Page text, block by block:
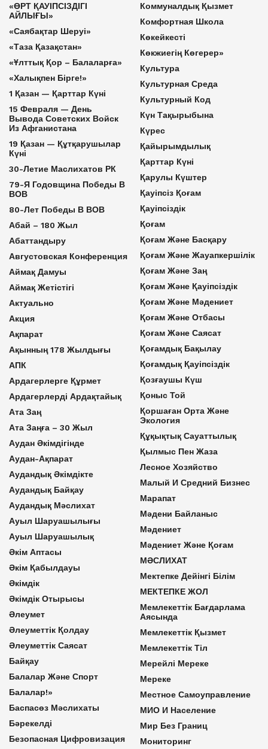
«ӨРТ ҚАУІПСІЗДІГІ
АЙЛЫҒЫ»
«Саябақтар Шеруі»
«Таза Қазақстан»
«Ұлттық Қор – Балаларға»
«Халықпен Бірге!»
1 Қазан — Қарттар Күні
15 Февраля — День
Вывода Советских Войск
Из Афганистана
19 Қазан — Құтқарушылар
Күні
30-Летие Маслихатов РК
79-Я Годовщина Победы В
ВОВ
80-Лет Победы В ВОВ
Абай – 180 Жыл
Абаттандыру
Августовская Конференция
Аймақ Дамуы
Аймақ Жетістігі
Актуально
Акция
Ақпарат
Ақынның 178 Жылдығы
АПК
Ардагерлерге Құрмет
Ардагерлерді Ардақтайық
Ата Заң
Ата Заңға – 30 Жыл
Аудан Әкімдігінде
Аудан-Ақпарат
Аудандық Әкімдікте
Аудандық Байқау
Аудандық Мәслихат
Ауыл Шаруашылығы
Ауыл Шаруашылық
Әкім Аптасы
Әкім Қабылдауы
Әкімдік
Әкімдік Отырысы
Әлеумет
Әлеуметтік Қолдау
Әлеуметтік Саясат
Байқау
Балалар Және Спорт
Балалар!»
Баспасөз Мәслихаты
Бәрекелді
Безопасная Цифровизация
Коммуналдық Қызмет
Комфортная Школа
Көкейкесті
Көкжиегің Көгерер»
Культура
Культурная Среда
Культурный Код
Күн Тақырыбына
Күрес
Қайырымдылық
Қарттар Күні
Қарулы Күштер
Қауіпсіз Қоғам
Қауіпсіздік
Қоғам
Қоғам Және Басқару
Қоғам Және Жауапкершілік
Қоғам Және Заң
Қоғам Және Қауіпсіздік
Қоғам Және Мәдениет
Қоғам Және Отбасы
Қоғам Және Саясат
Қоғамдық Бақылау
Қоғамдық Қауіпсіздік
Қозғаушы Күш
Қоныс Той
Қоршаған Орта Және
Экология
Құқықтық Сауаттылық
Қылмыс Пен Жаза
Лесное Хозяйство
Малый И Средний Бизнес
Марапат
Мәдени Байланыс
Мәдениет
Мәдениет Және Қоғам
МӘСЛИХАТ
Мектепке Дейінгі Білім
МЕКТЕПКЕ ЖОЛ
Мемлекеттік Бағдарлама
Аясында
Мемлекеттік Қызмет
Мемлекеттік Тіл
Мерейлі Мереке
Мереке
Местное Самоуправление
МИО И Население
Мир Без Границ
Мониторинг